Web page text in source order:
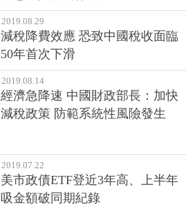
2019.08.29
減稅降費效應 恐致中國稅收面臨
50年首次下滑
2019.08.14
經濟急降速 中國財政部長：加快
減稅政策 防範系統性風險發生
美市政債ETF登近3年高、上半年
吸金額破同期紀錄
2018.08.13